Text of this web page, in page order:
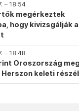
– 18:54
megérkeztek
hogy kivizsgálják a
– 18:48
Oroszország
keleti